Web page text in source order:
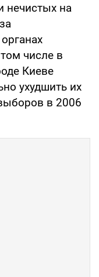
нечистых на
числе в
Киеве
ухудшить их
в 2006